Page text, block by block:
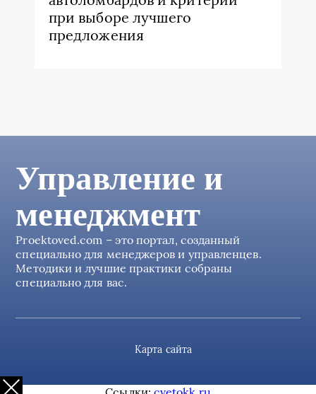
при выборе лучшего
предложения
Управление и
менеджмент
Proektoved.com – это портал, созданный
специально для менеджеров и управленцев.
Методики и лучшие практики собраны
специально для вас.
Карта сайта